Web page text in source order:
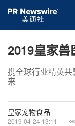
2019皇家
携全球行业精英
来
皇家宠物食品
2019-04-24 13:11